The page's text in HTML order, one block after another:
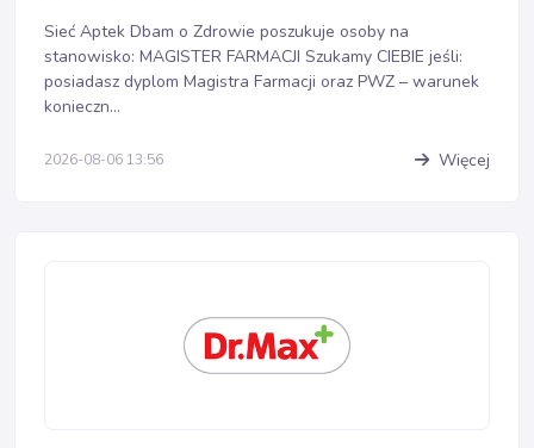
Sieć Aptek Dbam o Zdrowie poszukuje osoby na
stanowisko: MAGISTER FARMACJI Szukamy CIEBIE jeśli:
posiadasz dyplom Magistra Farmacji oraz PWZ – warunek
konieczn...
2026-08-06 13:56 Więcej